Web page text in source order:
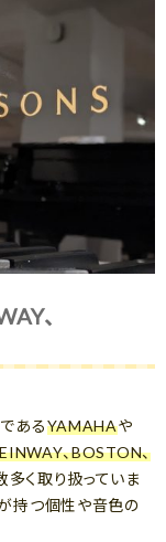
、
あるYAMAHAや
、BOSTON、
多く取り扱っていま
が持つ個性や音色の